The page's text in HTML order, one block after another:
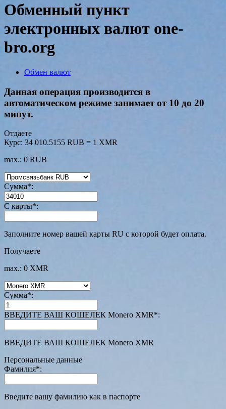
Обменный пункт
электронных валют one-
bro.org
Обмен валют
Данная операция производится в
автоматическом режиме занимает от 10 до 20
минут.
Отдаете
Курс: 34 010.5155 RUB = 1 XMR
max.: 0 RUB
Сумма*:
С карты*:
Заполните номер вашей карты RU с которой будет оплата.
Получаете
max.: 0 XMR
Сумма*:
ВВЕДИТЕ ВАШ КОШЕЛЕК Monero XMR*:
ВВЕДИТЕ ВАШ КОШЕЛЕК Monero XMR
Персональные данные
Фамилия*:
Введите вашу фамилию как в паспорте